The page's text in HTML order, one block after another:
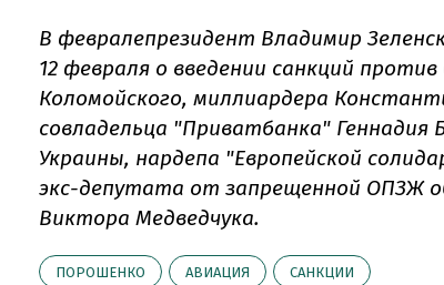
В февралепрезидент Владимир
12 февраля о введении санкций
Коломойского, миллиардера
совладельца "Приватбанка" Геннадия
Украины, нардепа "Европейской
экс-депутата от запрещенной ОПЗЖ
Виктора Медведчука.
ПОРОШЕНКО АВИАЦИЯ САНКЦИИ